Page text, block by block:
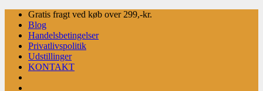
Fortsæt
indhold
Gratis fragt ved køb over 299,-kr.
Blog
Handelsbetingelser
Privatlivspolitik
Udstillinger
KONTAKT